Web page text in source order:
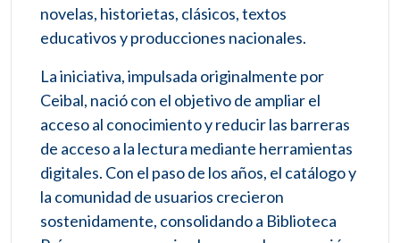
novelas, historietas, clásicos, textos
educativos y producciones nacionales.
La iniciativa, impulsada originalmente por
Ceibal, nació con el objetivo de ampliar el
acceso al conocimiento y reducir las barreras
de acceso a la lectura mediante herramientas
digitales. Con el paso de los años, el catálogo y
la comunidad de usuarios crecieron
sostenidamente, consolidando a Biblioteca